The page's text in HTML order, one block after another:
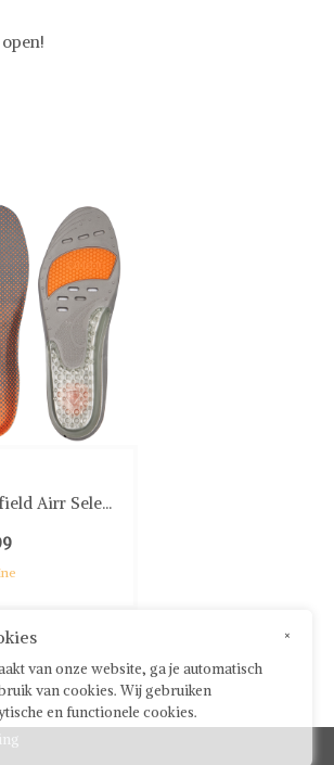
Airr Sele...
×
van onze website, ga je automatisch
van cookies. Wij gebruiken
en functionele cookies.